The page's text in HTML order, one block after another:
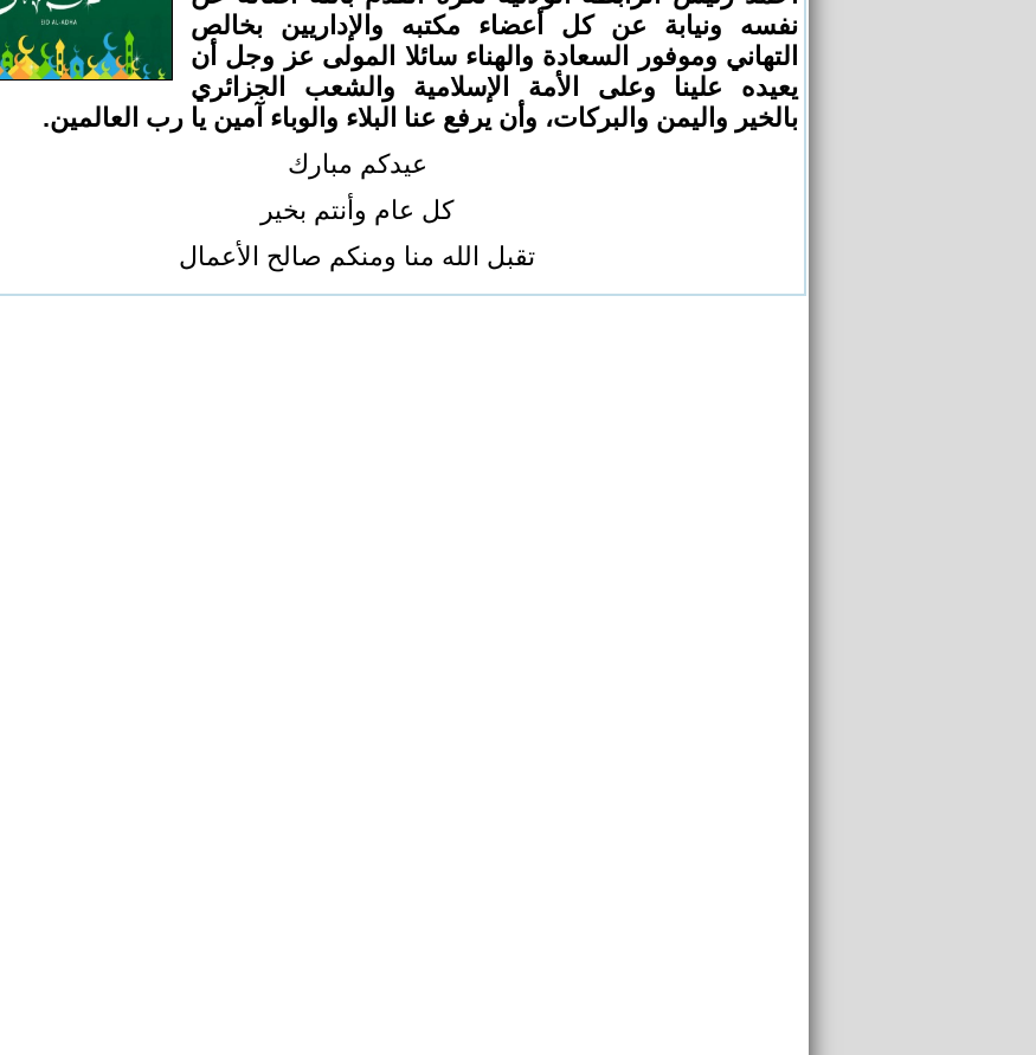
نفسه ونيابة عن كل أعضاء مكتبه والإداريين بخالص
التهاني وموفور السعادة والهناء سائلا المولى عز وجل أن
يعيده علينا وعلى الأمة الإسلامية والشعب الجزائري
بالخير واليمن والبركات، وأن يرفع عنا البلاء والوباء آمين يا رب العالمين.
عيدكم مبارك
كل عام وأنتم بخير
تقبل الله منا ومنكم صالح الأعمال